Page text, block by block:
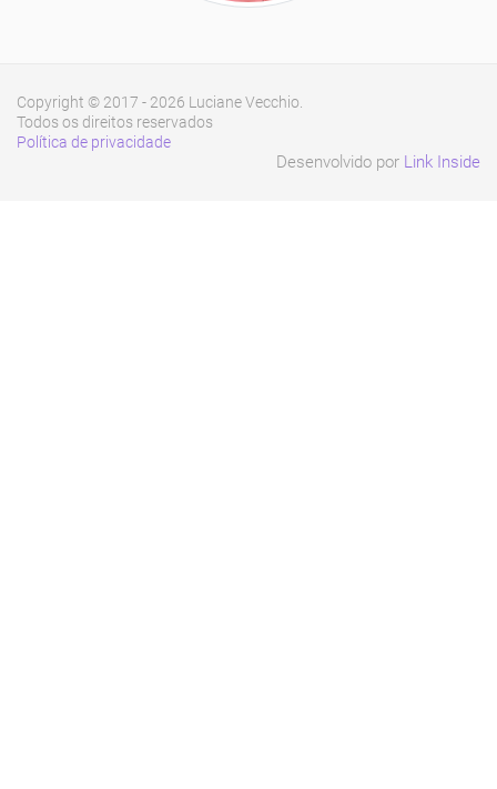
Copyright © 2017 - 2026 Luciane Vecchio.
Todos os direitos reservados
Política de privacidade
Desenvolvido por Link Inside